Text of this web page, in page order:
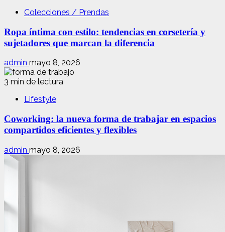
Colecciones / Prendas
Ropa íntima con estilo: tendencias en corsetería y
sujetadores que marcan la diferencia
admin mayo 8, 2026
3 min de lectura
Lifestyle
Coworking: la nueva forma de trabajar en espacios
compartidos eficientes y flexibles
admin mayo 8, 2026